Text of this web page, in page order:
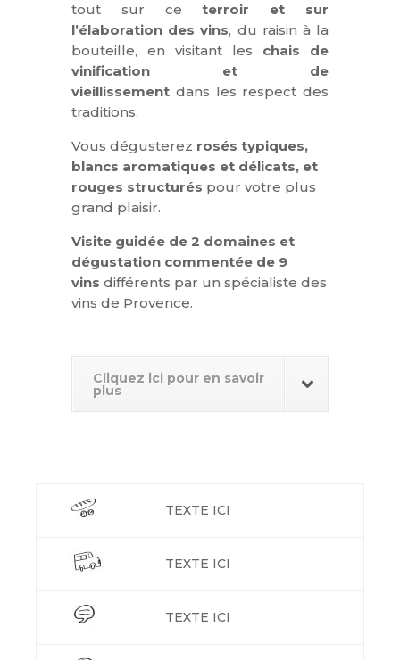
tout sur ceterroir et sur
l’élaboration des vins, du raisin à la
bouteille, en visitant les chais de
vinification et de
vieillissement dans les respect des
traditions.
Vous dégusterez rosés typiques,
blancs aromatiques et délicats, et
rouges structurés pour votre plus
grand plaisir.
Visite guidée de 2 domaines et
dégustation commentée de 9
vins différents par un spécialiste des
vins de Provence.
Cliquez ici pour en savoir
plus
TEXTE ICI
TEXTE ICI
TEXTE ICI